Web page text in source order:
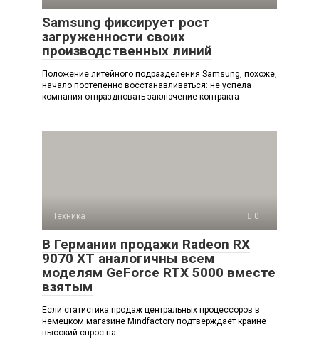
Samsung фиксирует рост
загруженности своих
производственных линий
Положение литейного подразделения Samsung, похоже,
начало постепенно восстанавливаться: не успела
компания отпраздновать заключение контракта
Техника 0
В Германии продажи Radeon RX
9070 XT аналогичны всем
моделям GeForce RTX 5000 вместе
взятым
Если статистика продаж центральных процессоров в
немецком магазине Mindfactory подтверждает крайне
высокий спрос на